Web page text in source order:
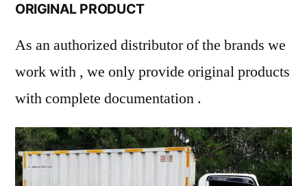
ORIGINAL PRODUCT
As an authorized distributor of the brands we
work with , we only provide original products
with complete documentation .